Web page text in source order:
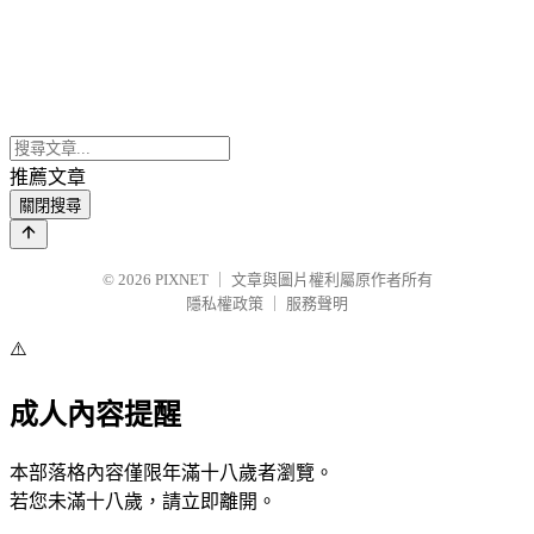
推薦文章
關閉搜尋
© 2026 PIXNET
文章與圖片權利屬原作者所有
隱私權政策
服務聲明
⚠️
成人內容提醒
本部落格內容僅限年滿十八歲者瀏覽。
若您未滿十八歲，請立即離開。